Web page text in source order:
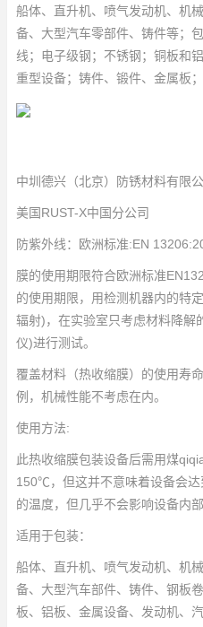
船体、直升机、喷气发动机、机
备、大型汽车零部件、铸件等；
线；电子级钢；不锈钢；铜板和
重型设备；铸件、锻件、金属板
中圳德兴（北京）防锈材料有限
美国RUST-X中国分公司
防紫外线：欧洲标准:EN
膜的使用期限符合欧洲标准
的使用期限，用检测机器内的特
辐射)，在实验室只考虑材料降解
仪)进行测试。
覆盖材料（热收缩膜）的使用寿
例，机械性能不考虑在内。
使用方法:
此热收缩膜包装设备后需用煤
150℃，但这并不意味着设备会
的温度，但几乎不会影响设备内部
适用于包装：
船体、直升机、喷气发动机、机
备、大型汽车部件、铸件、钢板
板、铝板、金属设备、发动机、